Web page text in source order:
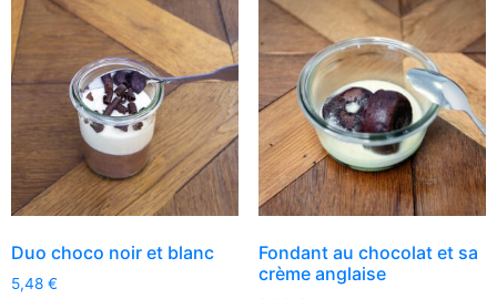
Duo choco noir et blanc
5,48 €
Fondant au chocolat et sa
crème anglaise